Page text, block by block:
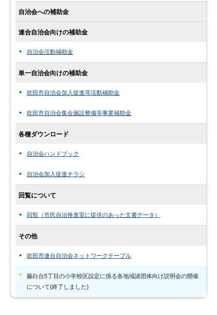
自治会への補助金
連合自治会向けの補助金
自治会活動補助金
単一自治会向けの補助金
吹田市自治会加入促進等活動補助金
吹田市自治会集会施設整備等事業補助金
各種ダウンロード
自治会ハンドブック
自治会加入促進チラシ
回覧について
回覧（市民自治推進室に提供のあった文書データ）
その他
吹田市連合自治会ネットワークテーブル
藤白台5丁目の小学校区設定に係る各地域諸団体向け説明会の開催
について(終了しました)